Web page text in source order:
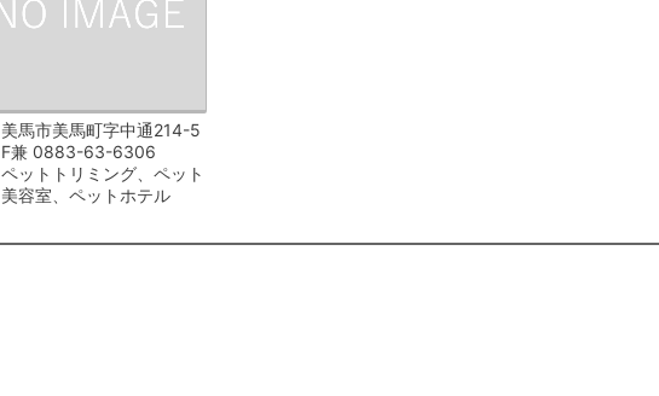
美馬市美馬町字中通214-5
F兼 0883-63-6306
ペットトリミング、ペット
美容室、ペットホテル